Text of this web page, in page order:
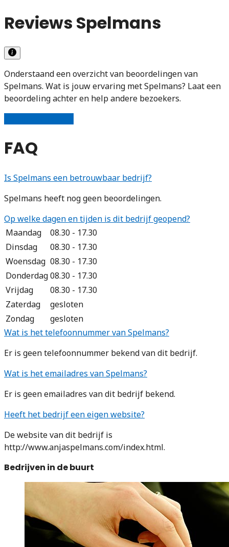
Reviews Spelmans
Onderstaand een overzicht van beoordelingen van
Spelmans. Wat is jouw ervaring met Spelmans? Laat een
beoordeling achter en help andere bezoekers.
FAQ
Is Spelmans een betrouwbaar bedrijf?
Spelmans heeft nog geen beoordelingen.
Op welke dagen en tijden is dit bedrijf geopend?
Maandag
08.30 - 17.30
Dinsdag
08.30 - 17.30
Woensdag 08.30 - 17.30
Donderdag08.30 - 17.30
Vrijdag
08.30 - 17.30
Zaterdag
gesloten
Zondag
gesloten
Wat is het telefoonnummer van Spelmans?
Er is geen telefoonnummer bekend van dit bedrijf.
Wat is het emailadres van Spelmans?
Er is geen emailadres van dit bedrijf bekend.
Heeft het bedrijf een eigen website?
De website van dit bedrijf is
http://www.anjaspelmans.com/index.html.
Bedrijven in de buurt